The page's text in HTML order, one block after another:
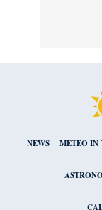
NEWS METEO IN